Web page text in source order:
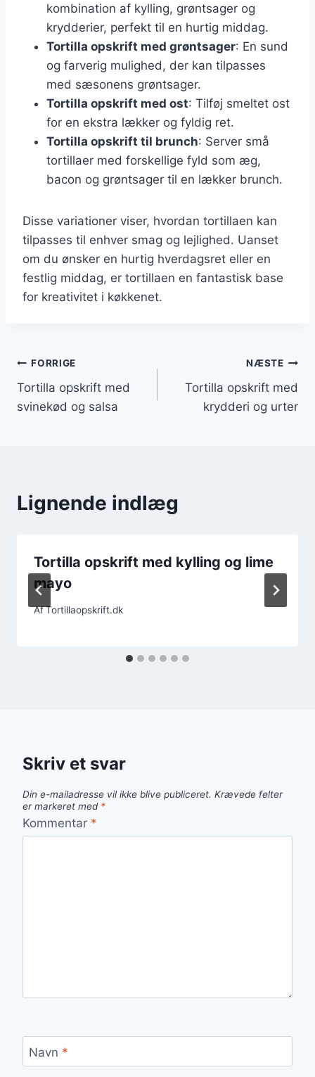
kombination af kylling, grøntsager og
krydderier, perfekt til en hurtig middag.
Tortilla opskrift med grøntsager: En sund
og farverig mulighed, der kan tilpasses
med sæsonens grøntsager.
Tortilla opskrift med ost: Tilføj smeltet ost
for en ekstra lækker og fyldig ret.
Tortilla opskrift til brunch: Server små
tortillaer med forskellige fyld som æg,
bacon og grøntsager til en lækker brunch.
Disse variationer viser, hvordan tortillaen kan
tilpasses til enhver smag og lejlighed. Uanset
om du ønsker en hurtig hverdagsret eller en
festlig middag, er tortillaen en fantastisk base
for kreativitet i køkkenet.
Indlægsnavigation
FORRIGE
Tortilla opskrift med
svinekød og salsa
NÆSTE
Tortilla opskrift med
krydderi og urter
Lignende indlæg
Tortilla opskrift med kylling og lime
mayo
AfTortillaopskrift.dk
Skriv et svar
Din e-mailadresse vil ikke blive publiceret. Krævede felter
er markeret med *
Kommentar *
Navn *